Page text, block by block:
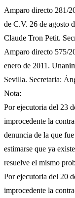
Amparo directo 281/
de C.V. 26 de agosto
Claude Tron Petit.
Amparo directo 575/
enero de 2011.
Sevilla. Secretaria:
Nota:
Por ejecutoria del 23
improcedente la
denuncia de la que
estimarse que ya
resuelve el mismo
Por ejecutoria del 20
improcedente la